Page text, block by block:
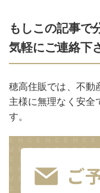
もしこの記事で
気軽にご連絡下
穂高住販では、不動
主様に無理なく安全
す。